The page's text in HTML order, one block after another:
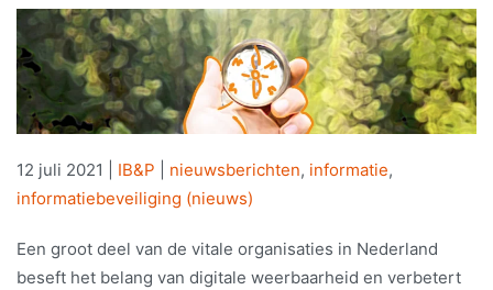
12 juli 2021 IB&P nieuwsberichten, informatie,
informatiebeveiliging (nieuws)
Een groot deel van de vitale organisaties in Nederland
beseft het belang van digitale weerbaarheid en verbetert